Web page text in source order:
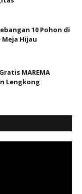
10 Pohon di
Meja Hijau
MAREMA
Lengkong